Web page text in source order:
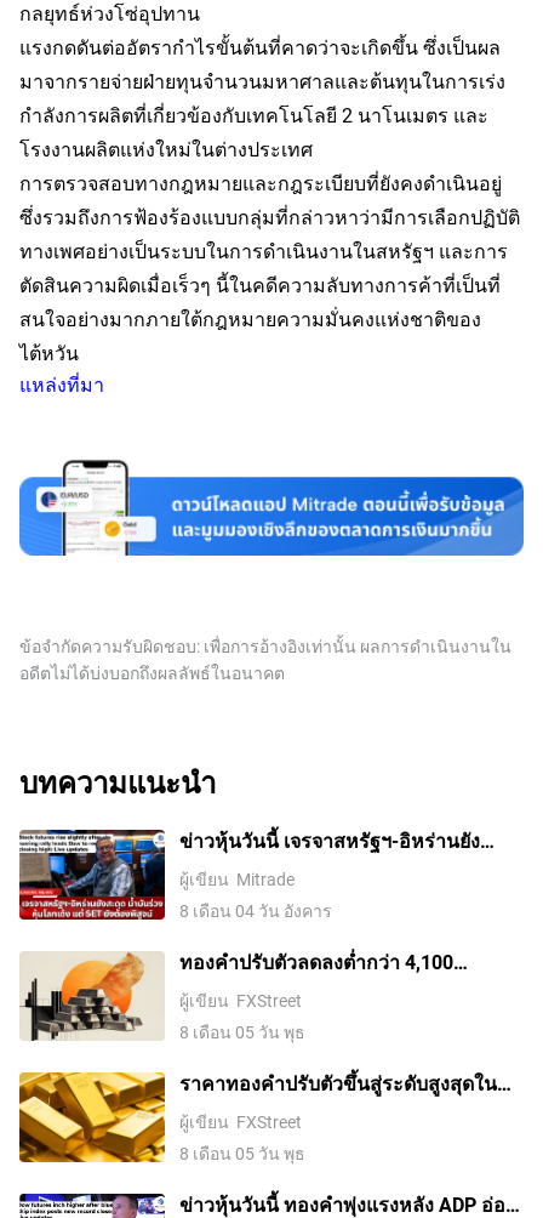
กลยุทธ์ห่วงโซ่อุปทาน
แรงกดดันต่ออัตรากำไรขั้นต้นที่คาดว่าจะเกิดขึ้น ซึ่งเป็นผล
มาจากรายจ่ายฝ่ายทุนจำนวนมหาศาลและต้นทุนในการเร่ง
กำลังการผลิตที่เกี่ยวข้องกับเทคโนโลยี 2 นาโนเมตร และ
โรงงานผลิตแห่งใหม่ในต่างประเทศ
การตรวจสอบทางกฎหมายและกฎระเบียบที่ยังคงดำเนินอยู่
ซึ่งรวมถึงการฟ้องร้องแบบกลุ่มที่กล่าวหาว่ามีการเลือกปฏิบัติ
ทางเพศอย่างเป็นระบบในการดำเนินงานในสหรัฐฯ และการ
ตัดสินความผิดเมื่อเร็วๆ นี้ในคดีความลับทางการค้าที่เป็นที่
สนใจอย่างมากภายใต้กฎหมายความมั่นคงแห่งชาติของ
ไต้หวัน
แหล่งที่มา
ข้อจำกัดความรับผิดชอบ: เพื่อการอ้างอิงเท่านั้น ผลการดำเนินงานใน
อดีตไม่ได้บ่งบอกถึงผลลัพธ์ในอนาคต
บทความแนะนำ
ข่าวหุ้นวันนี้ เจรจาสหรัฐฯ-อิหร่านยัง
สะดุด น้ำมันร่วง หุ้นโลกเด้ง แต่ SET ยัง
ต้องพิสูจน์
ผู้เขียน Mitrade
8 เดือน 04 วัน อังคาร
ทองคำปรับตัวลดลงต่ำกว่า 4,100
ดอลลาร์ ขณะที่ตลาดจับตาการเจรจา
ระหว่างสหรัฐฯ กับอิหร่าน
ผู้เขียน FXStreet
8 เดือน 05 วัน พุธ
ราคาทองคําปรับตัวขึ้นสู่ระดับสูงสุดใน
รอบสองสัปดาห์ ขณะที่ค่าเงินดอลลาร์
สหรัฐอ่อนค่าลงจากความหวังในข้อตกลง
อิหร่านและการเก็งการขึ้นดอกเบี้ยของ
เฟดที่ลดลง
ผู้เขียน FXStreet
8 เดือน 05 วัน พุธ
ข่าวหุ้นวันนี้ ทองคำพุ่งแรงหลัง ADP อ่อน